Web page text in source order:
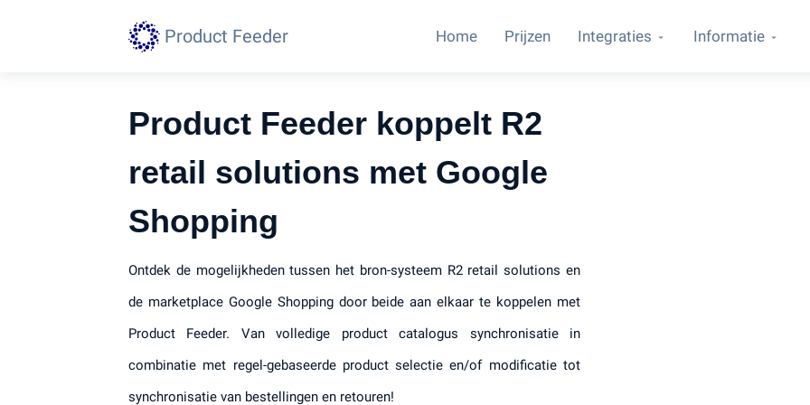
Product Feeder Home Prijzen Integraties Informatie
Product Feeder koppelt R2
retail solutions met Google
Shopping
Ontdek de mogelijkheden tussen het bron-systeem R2 retail solutions en
de marketplace Google Shopping door beide aan elkaar te koppelen met
Product Feeder. Van volledige product catalogus synchronisatie in
combinatie met regel-gebaseerde product selectie en/of modificatie tot
synchronisatie van bestellingen en retouren!